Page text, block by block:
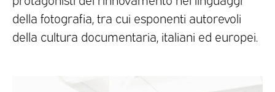
della fotografia, tra cui esponenti autorevoli
della cultura documentaria, italiani ed europei.